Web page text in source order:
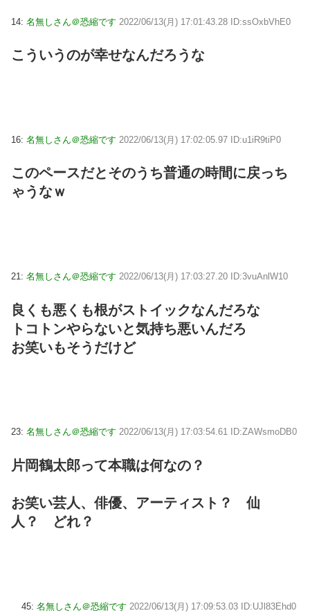
14: 名無しさん＠恐縮です 2022/06/13(月) 17:01:43.28 ID:ssOxbVhE0
こういうのが幸せなんだろうな
16: 名無しさん＠恐縮です 2022/06/13(月) 17:02:05.97 ID:u1iR9tiP0
このペースだとそのうち普通の時間に戻っち
ゃうなｗ
21: 名無しさん＠恐縮です 2022/06/13(月) 17:03:27.20 ID:3vuAnlW10
良くも悪くも根がストイックなんだろな
トコトンやらないと気持ち悪いんだろ
お笑いもそうだけど
23: 名無しさん＠恐縮です 2022/06/13(月) 17:03:54.61 ID:ZAWsmoDB0
片岡鶴太郎って本職は何なの？
お笑い芸人、俳優、アーティスト？ 仙
人？ どれ？
45: 名無しさん＠恐縮です 2022/06/13(月) 17:09:53.03 ID:UJl83Ehd0